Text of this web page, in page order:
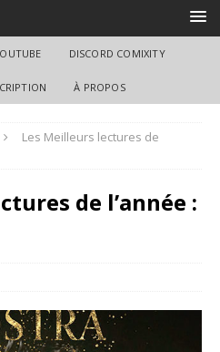
DISCORD COMIXITY
À PROPOS
Les Meilleurs lectures de
de l’année :